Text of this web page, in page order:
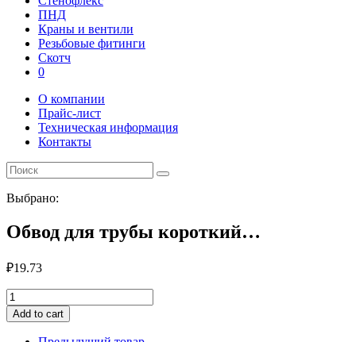
ПНД
Краны и вентили
Резьбовые фитинги
Скотч
0
О компании
Прайс-лист
Техническая информация
Контакты
Выбрано:
Обвод для трубы короткий…
₽19.73
Обвод
для
трубы
короткий
Add to cart